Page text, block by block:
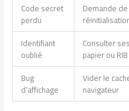
Code secret
perdu
Demande de
Identifiant
oublié
Consulter
papier ou RIB
Bug
d’affichage
Vider le
navigateur